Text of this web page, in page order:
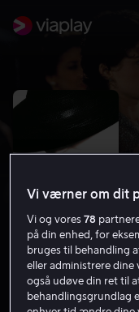
Sabrina
Vi værner om dit
Vi og vores78
på din enhed, for
bruges til behandling
eller administrere dine
også udøve din ret til
behandlingsgrundlag